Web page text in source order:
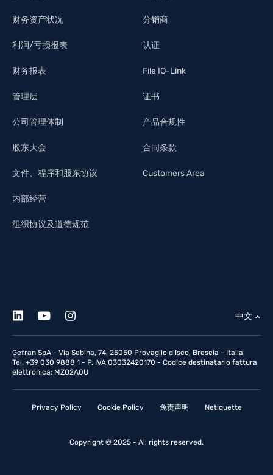
财务资产状况
利润/亏损报表
财务报表
管理层
公司管理体制
股东大会
文件、程序和股东协议
内部经营
组织协议及道德规范
分销商
认证
File IO-Link
证书
产品合规性
合同条款
Customers Area
Gefran SpA - Via Sebina, 74, 25050 Provaglio d'Iseo, Brescia - Italia
Tel. +39 030 9888 1 - P. IVA 03032420170 - Codice destinatario fattura
elettronica: MZO2A0U
中文
Privacy Policy Cookie Policy 免责声明 Netiquette
Copyright © 2025 - All rights reserved.